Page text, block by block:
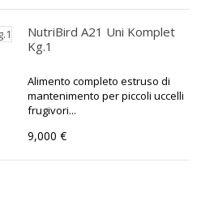
NutriBird A21 Uni Komplet
Kg.1
Alimento completo estruso di
mantenimento per piccoli uccelli
frugivori...
9,000 €